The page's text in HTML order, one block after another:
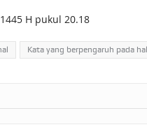
H pukul 20.18
Kata yang berpengaruh pada hal